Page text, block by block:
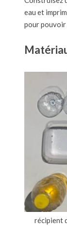
eau et
pour pouvoir
récipient